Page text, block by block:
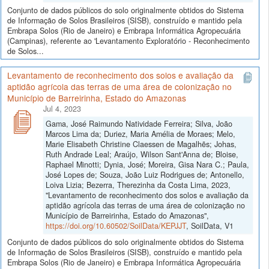
Conjunto de dados públicos do solo originalmente obtidos do Sistema
de Informação de Solos Brasileiros (SISB), construído e mantido pela
Embrapa Solos (Rio de Janeiro) e Embrapa Informática Agropecuária
(Campinas), referente ao 'Levantamento Exploratório - Reconhecimento
de Solos...
Levantamento de reconhecimento dos solos e avaliação da
aptidão agrícola das terras de uma área de colonização no
Município de Barreirinha, Estado do Amazonas
Jul 4, 2023
Gama, José Raimundo Natividade Ferreira; Silva, João
Marcos Lima da; Duriez, Maria Amélia de Moraes; Melo,
Marie Elisabeth Christine Claessen de Magalhẽs; Johas,
Ruth Andrade Leal; Araújo, Wilson Sant'Anna de; Bloise,
Raphael Minotti; Dynia, José; Moreira, Gisa Nara C.; Paula,
José Lopes de; Souza, João Luiz Rodrigues de; Antonello,
Loiva Lizia; Bezerra, Therezinha da Costa Lima, 2023,
"Levantamento de reconhecimento dos solos e avaliação da
aptidão agrícola das terras de uma área de colonização no
Município de Barreirinha, Estado do Amazonas",
https://doi.org/10.60502/SoilData/KEPJJT, SoilData, V1
Conjunto de dados públicos do solo originalmente obtidos do Sistema
de Informação de Solos Brasileiros (SISB), construído e mantido pela
Embrapa Solos (Rio de Janeiro) e Embrapa Informática Agropecuária